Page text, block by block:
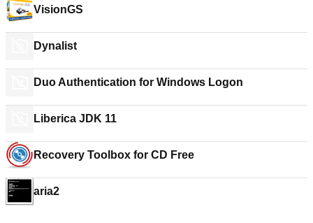
VisionGS
Dynalist
Duo Authentication for Windows Logon
Liberica JDK 11
Recovery Toolbox for CD Free
aria2